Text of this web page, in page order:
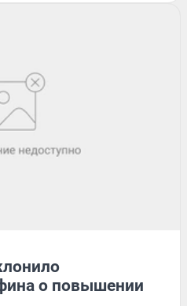
о повышении